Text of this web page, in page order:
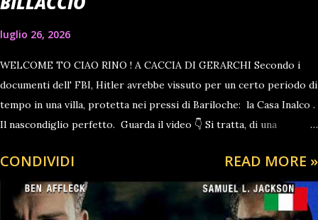
luglio 26, 2026
WELCOME TO CIAO RINO ! A CACCIA DI GERARCHI Secondo i
documenti dell' FBI, Hitler avrebbe vissuto per un certo periodo di
tempo in una villa, protetta nei pressi di Bariloche: la Casa Inalco .
Il nascondiglio perfetto. Guarda il video 👇 Si tratta, di una
fitta foresta e accessibile solo dal lago, nei pressi del quale si
trovano due isolette che ne nascondo la vista. Nessuna strada
raggiunge la villa. Tutto quello che si sa è che tutto quel terreno
CONDIVIDI READ MORE »